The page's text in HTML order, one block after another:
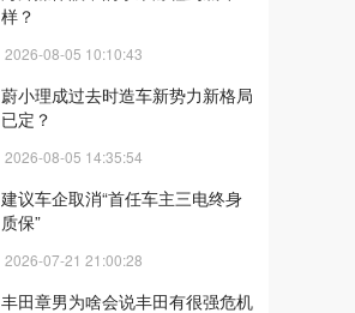
样？
2026-08-05 10:10:43
蔚小理成过去时造车新势力新格局
已定？
2026-08-05 14:35:54
建议车企取消“首任车主三电终身
质保”
2026-07-21 21:00:28
丰田章男为啥会说丰田有很强危机